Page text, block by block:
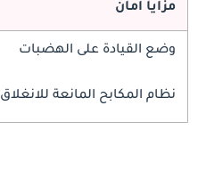
مزايا أمان
وضع القيادة على الهضبات
نظام المكابح المانعة للانغلاق ABS